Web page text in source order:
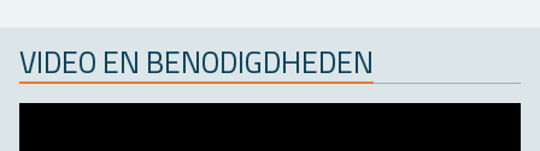
VIDEO EN BE­NO­DIGD­HE­DEN